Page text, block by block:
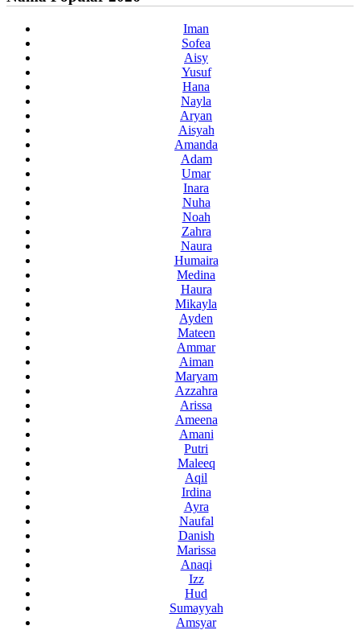
Iman
Sofea
Aisy
Yusuf
Hana
Nayla
Aryan
Aisyah
Amanda
Adam
Umar
Inara
Nuha
Noah
Zahra
Naura
Humaira
Medina
Haura
Mikayla
Ayden
Mateen
Ammar
Aiman
Maryam
Azzahra
Arissa
Ameena
Amani
Putri
Maleeq
Aqil
Irdina
Ayra
Naufal
Danish
Marissa
Anaqi
Izz
Hud
Sumayyah
Amsyar